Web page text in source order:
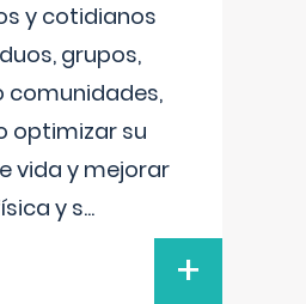
y cotidianos
grupos,
comunidades,
optimizar su
vida y mejorar
y s...
+